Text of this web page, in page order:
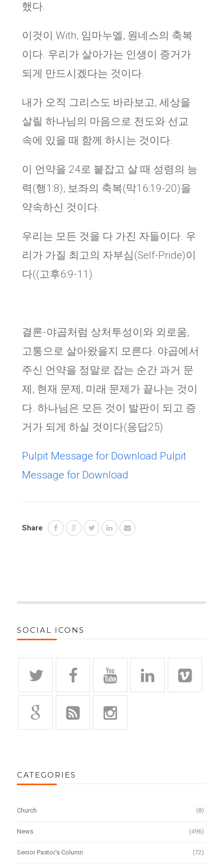
했다.
이것이 With, 임마누엘, 원네스의 축복
이다. 우리가 살아가는 인생이 증거가
되게 만드시겠다는 것이다.
내가 오직 그리스도 바라보고, 세상을
살릴 하나님의 마음으로 전도와 선교
속에 있을 때 함께 하시는 것이다.
이 언약을 24로 붙잡고 살 때 성령의 능
력(행1:8), 보좌의 축복(막16:19-20)을
약속하신 것이다.
우리는 모든 것을 다 가진 자들이다. 우
리가 가질 최고의 자부심(Self-Pride)이
다((고후6:9-11)
결론-야곱처럼 상처투성이와 외로움,
고통으로 살아왔을지 모른다. 야곱에서
주신 언약을 정말로 잡는 순간 과거 문
제, 현재 문제, 미래 문제가 끝나는 것이
다. 하나님은 모든 것이 발판이 되고 증
거가 되게 하실 것이다(응답25)
Pulpit Message for Download Pulpit
Message for Download
Share
SOCIAL ICONS
CATEGORIES
Church (8)
News (496)
Senior Pastor's Column (72)